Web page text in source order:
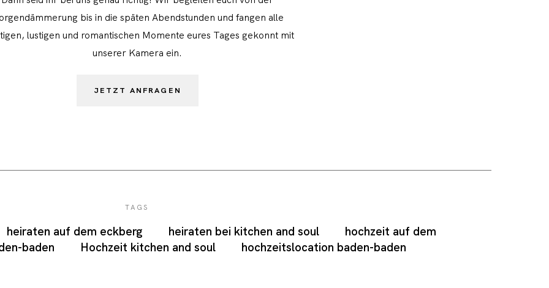
bis in die späten Abendstunden und fangen alle
lustigen und romantischen Momente eures Tages gekonnt mit
unserer Kamera ein.
JETZT ANFRAGEN
TAGS
heiraten auf dem eckberg heiraten bei kitchen and soul
hochzeit auf dem
baden Hochzeit kitchen and soul hochzeitslocation baden-baden